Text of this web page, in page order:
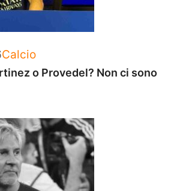
Categorie
Calcio
o Provedel? Non ci sono